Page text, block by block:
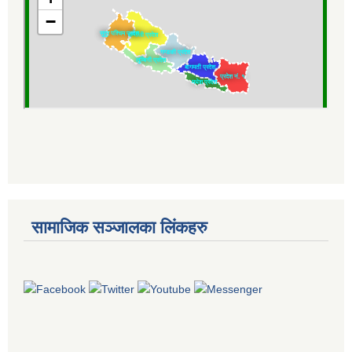
सामाजिक सञ्जालका लिंकहरु